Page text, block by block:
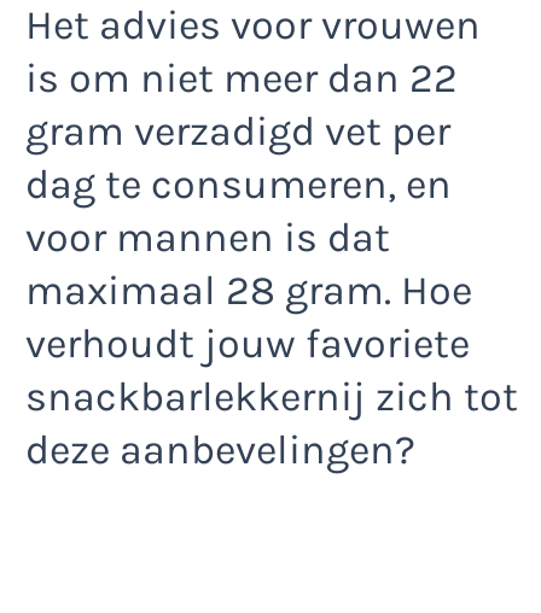
Het advies voor vrouwen
is om niet meer dan 22
gram verzadigd vet per
dag te consumeren, en
voor mannen is dat
maximaal 28 gram. Hoe
verhoudt jouw favoriete
snackbarlekkernij zich tot
deze aanbevelingen?